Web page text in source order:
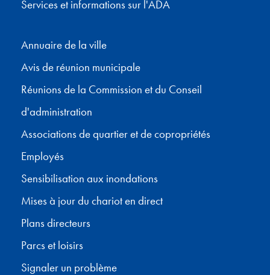
Services et informations sur l'ADA
Annuaire de la ville
Avis de réunion municipale
Réunions de la Commission et du Conseil
d'administration
Associations de quartier et de copropriétés
Employés
Sensibilisation aux inondations
Mises à jour du chariot en direct
Plans directeurs
Parcs et loisirs
Signaler un problème